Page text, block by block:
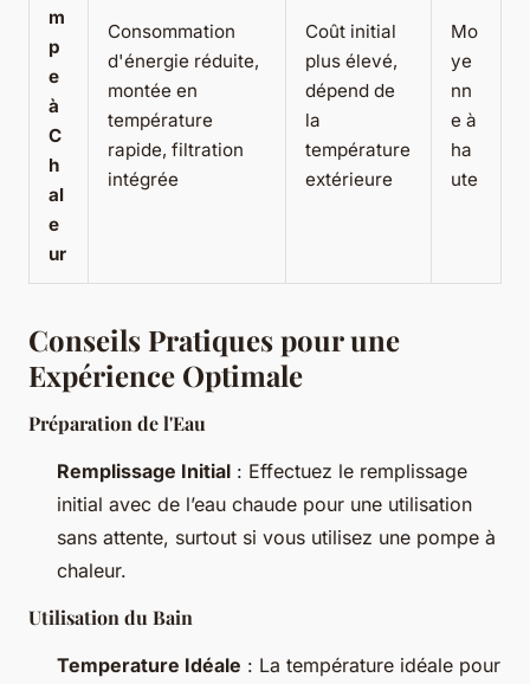
m
p
e
à
C
h
al
e
ur
Consommation
d'énergie réduite,
montée en
température
rapide, filtration
intégrée
Coût initial
plus élevé,
dépend de
la
température
extérieure
Mo
ye
nn
e à
ha
ute
Conseils Pratiques pour une
Expérience Optimale
Préparation de l'Eau
Remplissage Initial : Effectuez le remplissage
initial avec de l’eau chaude pour une utilisation
sans attente, surtout si vous utilisez une pompe à
chaleur.
Utilisation du Bain
Temperature Idéale : La température idéale pour